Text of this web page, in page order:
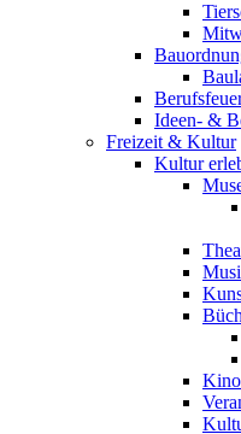
Ideen- &
Freizeit & Kultur
Kultur